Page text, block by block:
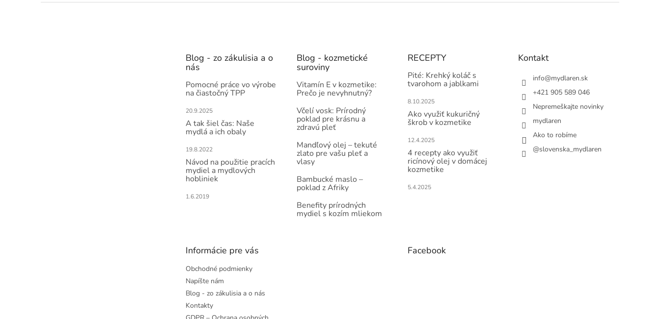
Blog - zo zákulisia a o
nás
Pomocné práce vo výrobe
na čiastočný TPP
20.9.2025
A tak šiel čas: Naše
mydlá a ich obaly
19.8.2022
Návod na použitie pracích
mydiel a mydlových
hobliniek
1.6.2019
Blog - kozmetické
suroviny
Vitamín E v kozmetike:
Prečo je nevyhnutný?
Včelí vosk: Prírodný
poklad pre krásnu a
zdravú pleť
Mandľový olej – tekuté
zlato pre vašu pleť a
vlasy
Bambucké maslo –
poklad z Afriky
Benefity prírodných
mydiel s kozím mliekom
RECEPTY
Pité: Krehký koláč s
tvarohom a jablkami
8.10.2025
Ako využiť kukuričný
škrob v kozmetike
12.4.2025
4 recepty ako využiť
ricínový olej v domácej
kozmetike
5.4.2025
Kontakt
info@mydlaren.sk
+421 905 589 046
Nepremeškajte novinky
mydlaren
Ako to robíme
@slovenska_mydlaren
Informácie pre vás
Obchodné podmienky
Napíšte nám
Blog - zo zákulisia a o nás
Kontakty
Facebook